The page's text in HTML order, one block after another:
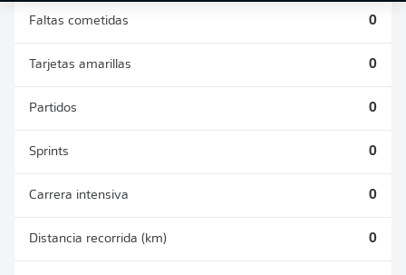
Faltas cometidas 0
Tarjetas amarillas 0
Partidos 0
Sprints 0
Carrera intensiva 0
Distancia recorrida (km) 0